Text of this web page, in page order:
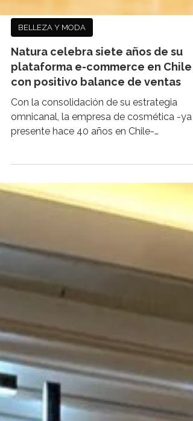
BELLEZA Y MODA
Natura celebra siete años de su
plataforma e-commerce en Chile
con positivo balance de ventas
Con la consolidación de su estrategia
omnicanal, la empresa de cosmética -ya
conmemora un nuevo...